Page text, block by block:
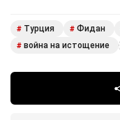
# Турция # Фидан
# война на истощение